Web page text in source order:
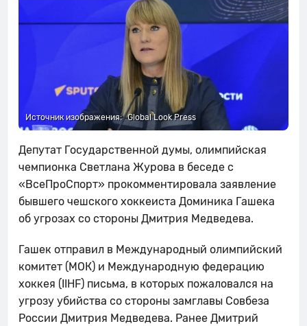
Источник изображения: Global Look Press
Депутат Государственной думы, олимпийская
чемпионка Светлана Журова в беседе с
«ВсеПроСпорт» прокомментировала заявление
бывшего чешского хоккеиста Доминика Гашека
об угрозах со стороны Дмитрия Медведева.
Гашек отправил в Международный олимпийский
комитет (МОК) и Международную федерацию
хоккея (IIHF) письма, в которых пожаловался на
угрозу убийства со стороны замглавы Совбеза
России Дмитрия Медведева. Ранее Дмитрий